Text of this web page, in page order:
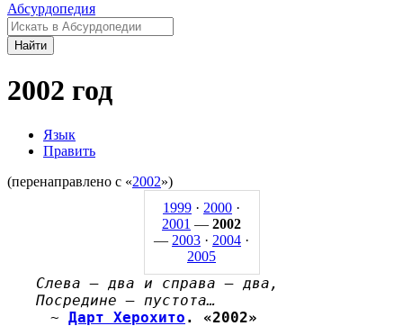
Абсурдопедия
Найти
2002 год
Язык
Править
(перенаправлено с «2002»)
1999 · 2000 ·
2001 — 2002
— 2003 · 2004 ·
2005
Слева — два и справа — два,
Посредине — пустота…
~ Дарт Херохито . «2002»